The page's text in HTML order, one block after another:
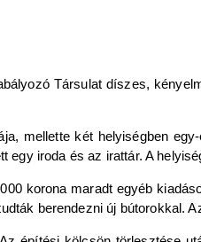
Társulat díszes,
mellette két helyiségben
iroda és az irattár. A
korona maradt egyéb
berendezni új bútorokkal.